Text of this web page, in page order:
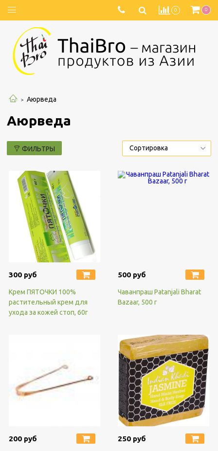
0 0
Аюрведа
Аюрведа
ФИЛЬТРЫ
300 руб
Крем ПЯТОЧКИ 100%
растительный крем для
ухода за кожей стоп, 60г
500 руб
Чаванпраш Patanjali Bharat
Bazaar, 500 г
200 руб 250 руб